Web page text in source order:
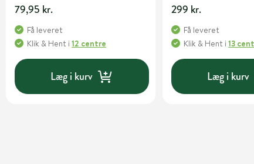
79,95 kr.
Få leveret
Klik & Hent i 12 centre
Læg i kurv
299 kr.
Få leveret
Klik & Hent i13
Læg i kurv